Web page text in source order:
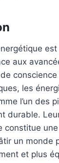
aux
les
l’un des
durable.
constitue
un monde
et plus